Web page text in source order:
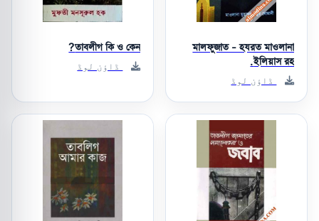
মালফুজাত - হযরত মাওলানা
ইলিয়াস রহ.
ڈاؤن لوڈ
তাবলীগ কি ও কেন?
ڈاؤن لوڈ